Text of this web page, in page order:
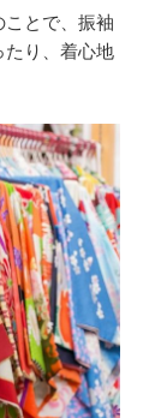
とで、振袖
たり、着心地